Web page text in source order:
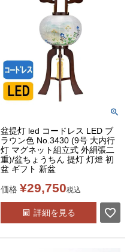
盆提灯 led コードレス LED ブ
ラウン色 No.3430 (9号 大内行
灯 マグネット組立式 外絹張二
重)/盆ちょうちん 提灯 灯燈 初
盆 ギフト 新盆
価格 ¥29,750税込
詳細を見る